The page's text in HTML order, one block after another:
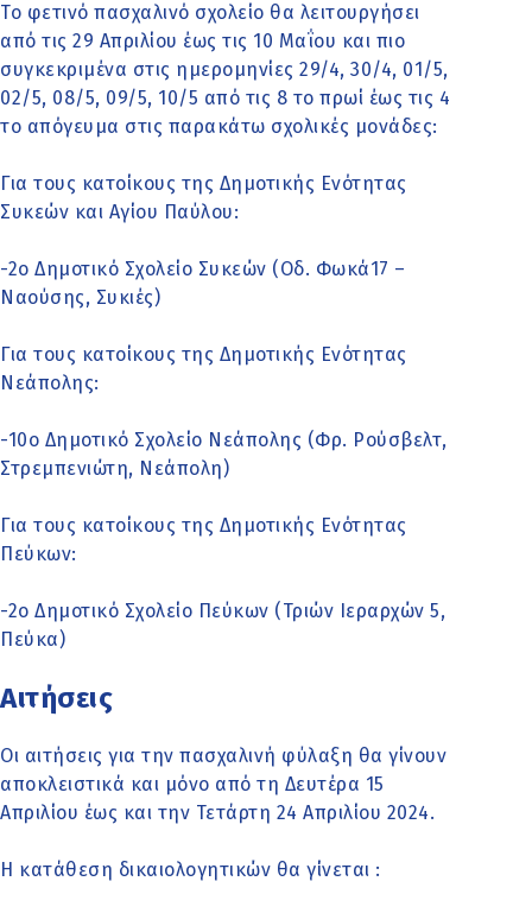
Το φετινό πασχαλινό σχολείο θα λειτουργήσει
από τις 29 Απριλίου έως τις 10 Μαΐου και πιο
συγκεκριμένα στις ημερομηνίες 29/4, 30/4, 01/5,
02/5, 08/5, 09/5, 10/5 από τις 8 το πρωί έως τις 4
το απόγευμα στις παρακάτω σχολικές μονάδες:
Για τους κατοίκους της Δημοτικής Ενότητας
Συκεών και Αγίου Παύλου:
-2ο Δημοτικό Σχολείο Συκεών (Οδ. Φωκά17 –
Ναούσης, Συκιές)
Για τους κατοίκους της Δημοτικής Ενότητας
Νεάπολης:
-10ο Δημοτικό Σχολείο Νεάπολης (Φρ. Ρούσβελτ,
Στρεμπενιώτη, Νεάπολη)
Για τους κατοίκους της Δημοτικής Ενότητας
Πεύκων:
-2ο Δημοτικό Σχολείο Πεύκων (Τριών Ιεραρχών 5,
Πεύκα)
Αιτήσεις
Οι αιτήσεις για την πασχαλινή φύλαξη θα γίνουν
αποκλειστικά και μόνο από τη Δευτέρα 15
Απριλίου έως και την Τετάρτη 24 Απριλίου 2024.
Η κατάθεση δικαιολογητικών θα γίνεται :